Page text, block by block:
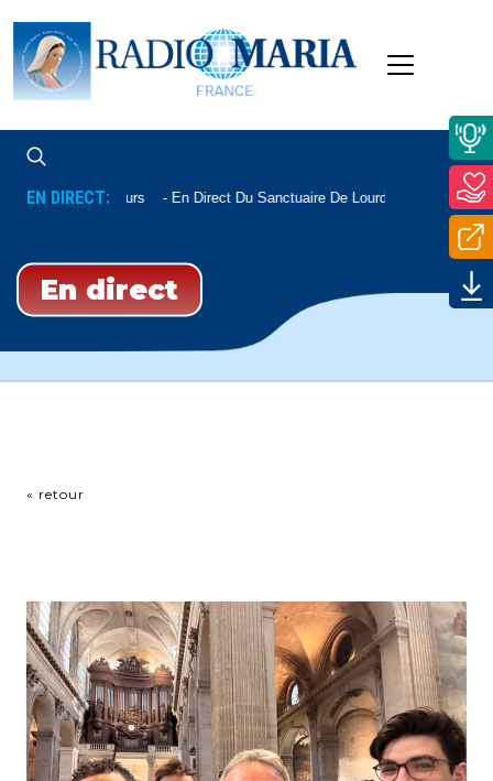
EN DIRECT:
Ou Ailleurs En Direct Du Sanctuaire De Lourdes
En direct
« retour